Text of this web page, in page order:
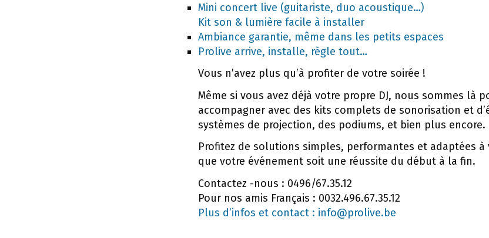
Mini concert live (guitariste, duo acoustique…)
Kit son & lumière facile à installer
Ambiance garantie, même dans les petits espaces
Prolive arrive, installe, règle tout…
Vous n’avez plus qu’à profiter de votre soirée !
Même si vous avez déjà votre propre DJ, nous sommes là
accompagner avec des kits complets de sonorisation et
systèmes de projection, des podiums, et bien plus encore.
Profitez de solutions simples, performantes et adaptées à
que votre événement soit une réussite du début à la fin.
Contactez -nous : 0496/67.35.12
Pour nos amis Français : 0032.496.67.35.12
Plus d’infos et contact : info@prolive.be